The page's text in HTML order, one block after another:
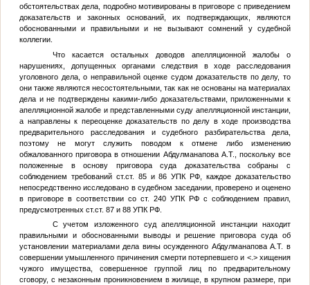
обстоятельствах дела, подробно мотивированы в приговоре с приведением
доказательств и законных оснований, их подтверждающих, являются
обоснованными и правильными и не вызывают сомнений у судебной
коллегии.
Что касается остальных доводов апелляционной жалобы о
нарушениях, допущенных органами следствия в ходе расследования
уголовного дела, о неправильной оценке судом доказательств по делу, то
они также являются несостоятельными, так как не основаны на материалах
дела и не подтверждены какими-либо доказательствами, приложенными к
апелляционной жалобе и представленными суду апелляционной инстанции,
а направлены к переоценке доказательств по делу в ходе производства
предварительного расследования и судебного разбирательства дела,
поэтому не могут служить поводом к отмене либо изменению
обжалованного приговора в отношении Абдулманапова А.Т., поскольку все
положенные в основу приговора суда доказательства собраны с
соблюдением требований ст.ст. 85 и 86 УПК РФ, каждое доказательство
непосредственно исследовано в судебном заседании, проверено и оценено
в приговоре в соответствии со ст. 240 УПК РФ с соблюдением правил,
предусмотренных ст.ст. 87 и 88 УПК РФ.
С учетом изложенного суд апелляционной инстанции находит
правильными и обоснованными выводы и решение приговора суда об
установлении материалами дела вины осужденного Абдулманапова А.Т. в
совершении умышленного причинения смерти потерпевшего и <.>хищения
чужого имущества, совершенное группой лиц по предварительному
сговору, с незаконным проникновением в жилище, в крупном размере, при